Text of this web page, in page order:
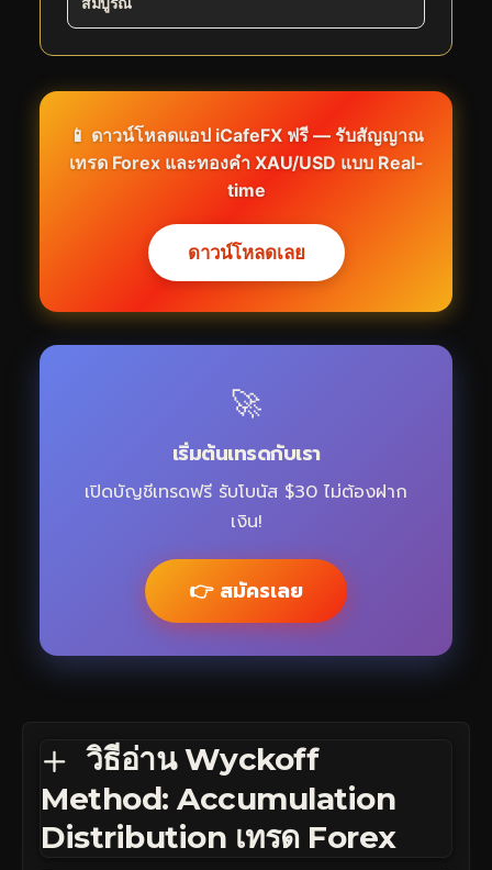
📱 ดาวน์โหลดแอป iCafeFX ฟรี — รับสัญญาณ
เทรด Forex และทองคำ XAU/USD แบบ Real-
time
ดาวน์โหลดเลย
🚀
เริ่มต้นเทรดกับเรา
เปิดบัญชีเทรดฟรี รับโบนัส $30 ไม่ต้องฝาก
เงิน!
👉 สมัครเลย
วิธีอ่าน Wyckoff
Method: Accumulation
Distribution เทรด Forex